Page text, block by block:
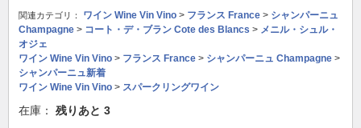
関連カテゴリ： ワイン Wine Vin Vino > フランス France > シャンパーニュ
Champagne > コート・デ・ブラン Cote des Blancs > メニル・シュル・
オジェ
ワイン Wine Vin Vino > フランス France > シャンパーニュ Champagne >
シャンパーニュ新着
ワイン Wine Vin Vino > スパークリングワイン
在庫： 残りあと 3